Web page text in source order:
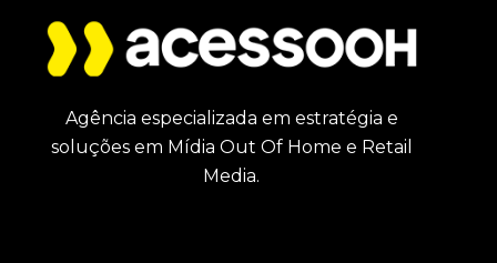
Agência especializada em estratégia e
soluções em Mídia Out Of Home e Retail
Media.